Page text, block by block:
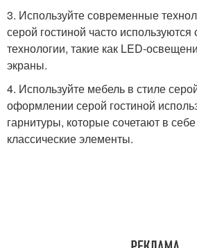
3. Используйте современные
серой гостиной часто
технологии, такие как LED-
экраны.
4. Используйте мебель в стиле
оформлении серой гостиной
гарнитуры, которые сочетают в
классические элементы.